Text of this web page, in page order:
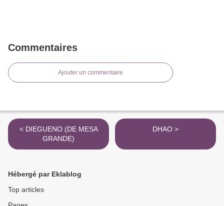
Commentaires
Ajouter un commentaire
< DIEGUENO (DE MESA
GRANDE)
DHAO >
Hébergé par Eklablog
Top articles